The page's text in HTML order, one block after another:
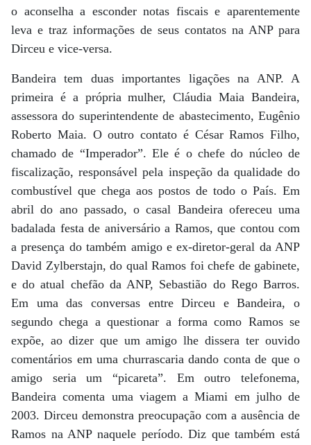
o aconselha a esconder notas fiscais e aparentemente
leva e traz informações de seus contatos na ANP para
Dirceu e vice-versa.
Bandeira tem duas importantes ligações na ANP. A
primeira é a própria mulher, Cláudia Maia Bandeira,
assessora do superintendente de abastecimento, Eugênio
Roberto Maia. O outro contato é César Ramos Filho,
chamado de “Imperador”. Ele é o chefe do núcleo de
fiscalização, responsável pela inspeção da qualidade do
combustível que chega aos postos de todo o País. Em
abril do ano passado, o casal Bandeira ofereceu uma
badalada festa de aniversário a Ramos, que contou com
a presença do também amigo e ex-diretor-geral da ANP
David Zylberstajn, do qual Ramos foi chefe de gabinete,
e do atual chefão da ANP, Sebastião do Rego Barros.
Em uma das conversas entre Dirceu e Bandeira, o
segundo chega a questionar a forma como Ramos se
expõe, ao dizer que um amigo lhe dissera ter ouvido
comentários em uma churrascaria dando conta de que o
amigo seria um “picareta”. Em outro telefonema,
Bandeira comenta uma viagem a Miami em julho de
2003. Dirceu demonstra preocupação com a ausência de
Ramos na ANP naquele período. Diz que também está